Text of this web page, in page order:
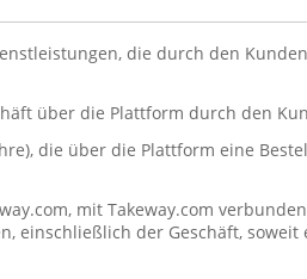
die durch den
über die Plattform durch den
die über die Plattform eine
mit Takeway.com
einschließlich der Geschäft, soweit